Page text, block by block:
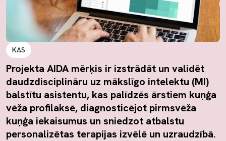
KAS
Projekta AIDA mērķis ir izstrādāt un validēt
daudzdisciplināru uz mākslīgo intelektu (MI)
balstītu asistentu, kas palīdzēs ārstiem kuņģa
vēža profilaksē, diagnosticējot pirmsvēža
kuņģa iekaisumus un sniedzot atbalstu
personalizētas terapijas izvēlē un uzraudzībā.